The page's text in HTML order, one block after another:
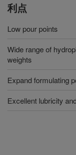
利点
Low pour points
Wide range of
weights
Expand formulating
Excellent lubricity